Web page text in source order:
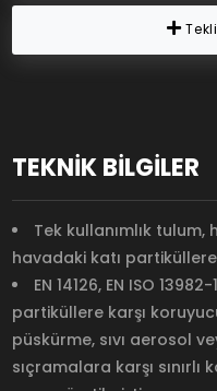
TEKNİK BİLGİLER
Tek kullanımlık tulum,
havadaki katı
EN 14126, EN ISO
partiküllere karşı
püskürme, sıvı aerosol
sıçramalara karşı